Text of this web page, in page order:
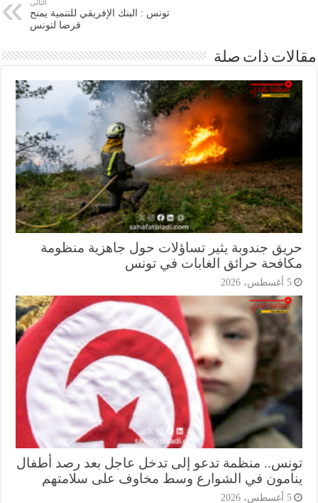
تونس : البنك الإفريقي للتنمية يمنح
قرضا لتونس
ذات صلة
جندوبة يثير تساؤلات حول جاهزية منظومة
حرائق الغابات في تونس
منظمة تدعو إلى تدخل عاجل بعد رصد أطفال
في الشوارع وسط مخاوف على سلامتهم